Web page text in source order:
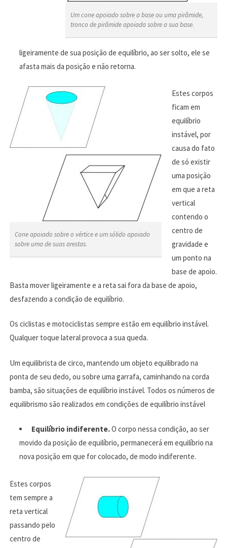
Um cone apoiado sobre a base ou uma pirâmide,
tronco de pirâmide apoiada sobre a sua base.
ligeiramente de sua posição de equilíbrio, ao ser solto, ele se
afasta mais da posição e não retorna.
Cone apoiado sobre o vértice e um sólido apoiado
sobre uma de suas arestas.
Estes corpos
ficam em
equilíbrio
instável, por
causa do fato
de só existir
uma posição
em que a reta
vertical
contendo o
centro de
gravidade e
um ponto na
base de apoio.
Basta mover ligeiramente e a reta sai fora da base de apoio,
desfazendo a condição de equilíbrio.
Os ciclistas e motociclistas sempre estão em equilíbrio instável.
Qualquer toque lateral provoca a sua queda.
Um equilibrista de circo, mantendo um objeto equilibrado na
ponta de seu dedo, ou sobre uma garrafa, caminhando na corda
bamba, são situações de equilíbrio instável. Todos os números de
equilibrismo são realizados em condições de equilíbrio instável
Equilíbrio indiferente.O corpo nessa condição, ao ser
movido da posição de equilíbrio, permanecerá em equilíbrio na
nova posição em que for colocado, de modo indiferente.
Estes corpos
tem sempre a
reta vertical
passando pelo
centro de